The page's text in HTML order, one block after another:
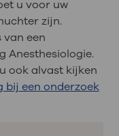
u voor uw
zijn.
een
Anesthesiologie.
ook alvast kijken
bij een onderzoek